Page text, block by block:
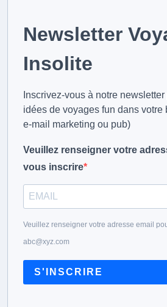
Newsletter
Insolite
Inscrivez-vous à notre
idées de voyages fun dans votre
e-mail marketing ou pub)
Veuillez renseigner votre
vous inscrire
Veuillez renseigner votre adresse email
abc@xyz.com
S'INSCRIRE